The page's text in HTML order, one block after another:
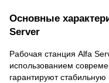
Основные
Server
Рабочая станция Alfa
использованием
гарантируют